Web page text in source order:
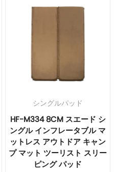
シングルパッド
HF-M334 8CM スエード シ
ングル インフレータブル マ
ットレス アウトドア キャン
プ マット ツーリスト スリー
ピング パッド